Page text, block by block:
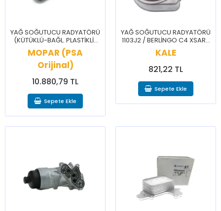
YAĞ SOĞUTUCU RADYATÖRÜ
(KÜTÜKLÜ-BAĞL. PLASTİKLİ)
9826074680 / JUMPER
JUMPY BOXER EXPERT
MOPAR (PSA
Orijinal)
10.880,79 TL
Sepete Ekle
YAĞ SOĞUTUCU RADYATÖRÜ
1103J2 / BERLİNGO C4 XSARA
PİCASSO 206 307 406 407
PARTNER
KALE
821,22 TL
Sepete Ekle